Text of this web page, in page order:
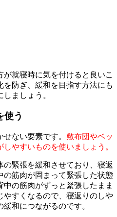
就寝時に気を付けると良いこ
を防ぎ、緩和を目指す方法にも
ましょう。
使う
ない要素です。 敷布団やベッ
やすいものを使いましょう。
の緊張を緩和させており、寝返
の筋肉が固まって緊張した状態
の筋肉がずっと緊張したまま
やすくなるので、寝返りのしや
和につながるのです。